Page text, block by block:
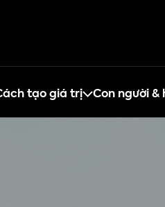
tạo giá trị Con người